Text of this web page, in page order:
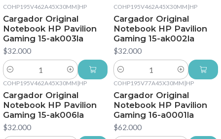
COHP195V462A45X30MM |HP
Cargador Original
Notebook HP Pavilion
Gaming 15-ak003la
$32.000
Cantidad
COHP195V462A45X30MM |HP
Cargador Original
Notebook HP Pavilion
Gaming 15-ak002la
$32.000
Cantidad
COHP195V462A45X30MM |HP
Cargador Original
Notebook HP Pavilion
Gaming 15-ak006la
$32.000
COHP195V77A45X30MM |HP
Cargador Original
Notebook HP Pavilion
Gaming 16-a0001la
$62.000